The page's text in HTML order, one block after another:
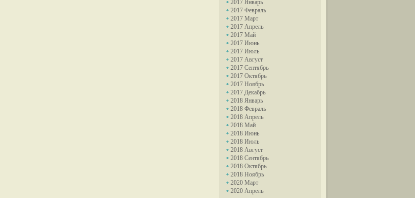
2017 Январь
2017 Февраль
2017 Март
2017 Апрель
2017 Май
2017 Июнь
2017 Июль
2017 Август
2017 Сентябрь
2017 Октябрь
2017 Ноябрь
2017 Декабрь
2018 Январь
2018 Февраль
2018 Апрель
2018 Май
2018 Июнь
2018 Июль
2018 Август
2018 Сентябрь
2018 Октябрь
2018 Ноябрь
2020 Март
2020 Апрель